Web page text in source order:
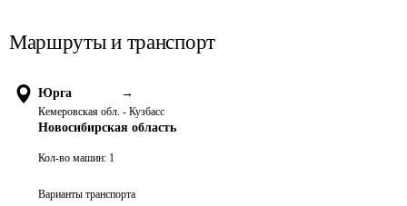
Маршруты и транспорт
Юрга →
Кемеровская обл. - Кузбасс
Новосибирская область
Кол-во машин: 1
Варианты транспорта